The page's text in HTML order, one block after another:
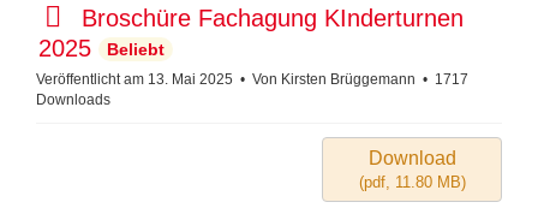
e
r
p
d
f
Broschüre Fachagung KInderturnen
2025
Beliebt
Veröffentlicht am 13. Mai 2025 Von Kirsten Brüggemann
1717
Downloads
Download
(pdf, 11.80 MB)